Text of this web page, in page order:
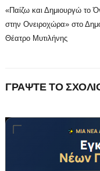
«Παίζω και Δημιουργώ το
στην Ονειροχώρα» στο
Θέατρο Μυτιλήνης
ΓΡΑΨΤΕ ΤΟ